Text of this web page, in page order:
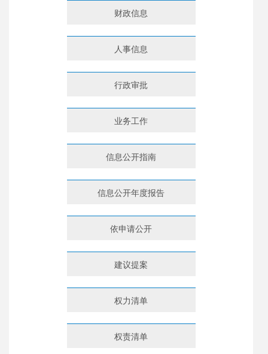
财政信息
人事信息
行政审批
业务工作
信息公开指南
信息公开年度报告
依申请公开
建议提案
权力清单
权责清单